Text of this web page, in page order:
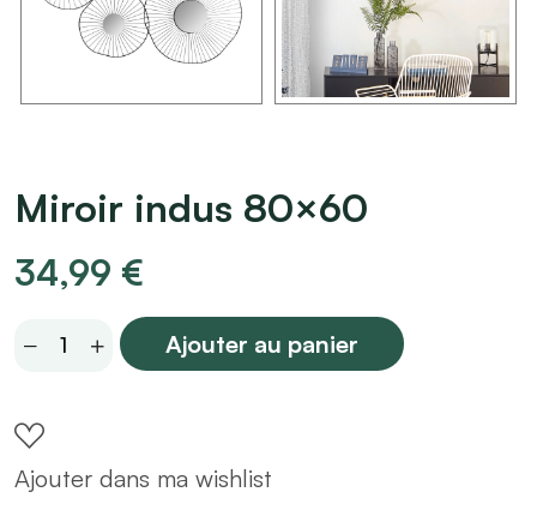
Miroir indus 80×60
34,99 €
Miroir
quantity
Ajouter au panier
Ajouter dans ma wishlist